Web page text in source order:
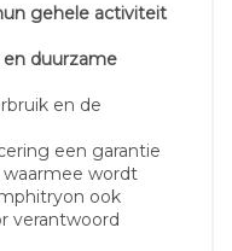
gehele activiteit
en duurzame
en de
een garantie
wordt
ook
verantwoord